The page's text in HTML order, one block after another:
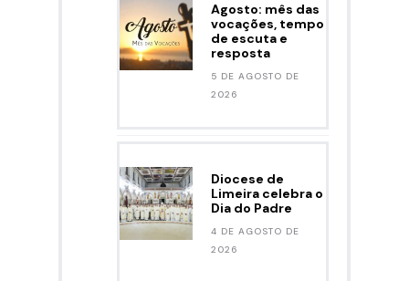
Agosto: mês das
vocações, tempo
de escuta e
resposta
5 DE AGOSTO DE
2026
Diocese de
Limeira celebra o
Dia do Padre
4 DE AGOSTO DE
2026